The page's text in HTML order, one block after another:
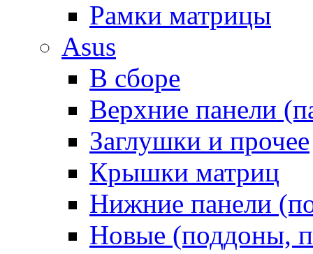
Рамки матрицы
Asus
В сборе
Верхние панели
Заглушки и прочее
Крышки матриц
Нижние панели
Новые (поддоны,